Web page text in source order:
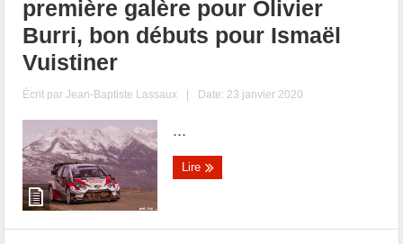
première galère pour Olivier
Burri, bon débuts pour Ismaël
Vuistiner
Écrit parJean-Baptiste Lassaux | Date: 23 janvier 2020
...
Lire